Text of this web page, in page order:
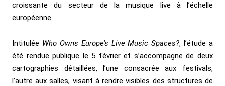
croissante du secteur de la musique live à l’échelle
européenne.
Intitulée Who Owns Europe’s Live Music Spaces?, l’étude a
été rendue publique le 5 février et s’accompagne de deux
cartographies détaillées, l’une consacrée aux festivals,
l’autre aux salles, visant à rendre visibles des structures de